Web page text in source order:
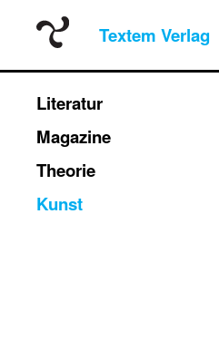
Textem Verlag
Literatur
Magazine
Theorie
Kunst